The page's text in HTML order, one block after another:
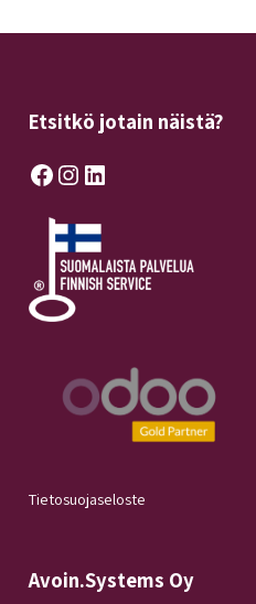
Etsitkö jotain näistä?
Facebook Instagram LinkedIn
Tietosuojaseloste
Avoin.Systems Oy